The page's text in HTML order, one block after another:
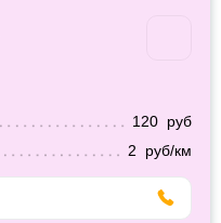
120 руб
2 руб/км